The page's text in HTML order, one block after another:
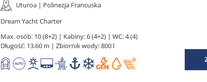
Uturoa | Polinezja Francuska
Dream Yacht Charter
Max. osób: 10 (8+2) | Kabiny: 6 (4+2) | WC: 4 (4)
Długość: 13.60 m | Zbiornik wody: 800 l